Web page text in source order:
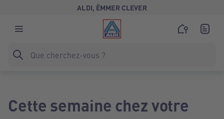
ALDI, ËMMER CLEVER
Cette semaine chez votre